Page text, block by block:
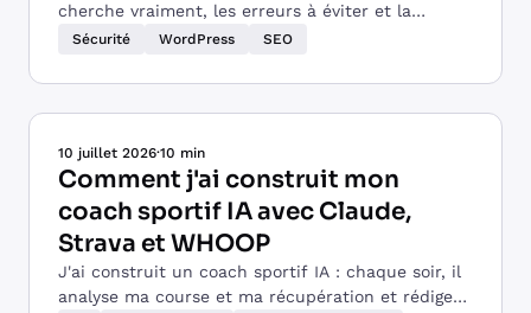
cherche vraiment, les erreurs à éviter et la
marche à suivre pour sauver votre place sur
Sécurité WordPress SEO
10 juillet 2026·10 min
Comment j'ai construit mon
coach sportif IA avec Claude,
Strava et WHOOP
J'ai construit un coach sportif IA : chaque soir, il
analyse ma course et ma récupération et rédige